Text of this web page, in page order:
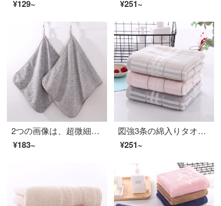
¥129~ ¥251~
2つの画像は、超微細繊維タオルの家庭用厚手の男女カップルの柔らかい快適な吸水洗顔フォームの無地の灰色+ストライプの灰
¥183~
図強3条の綿入りタオルは毛が落ちにくいです。家庭用大人カップル男女子供用超柔軟で快適です。綿入りフェイスタオル+カレー+灰34*74 cm
¥251~